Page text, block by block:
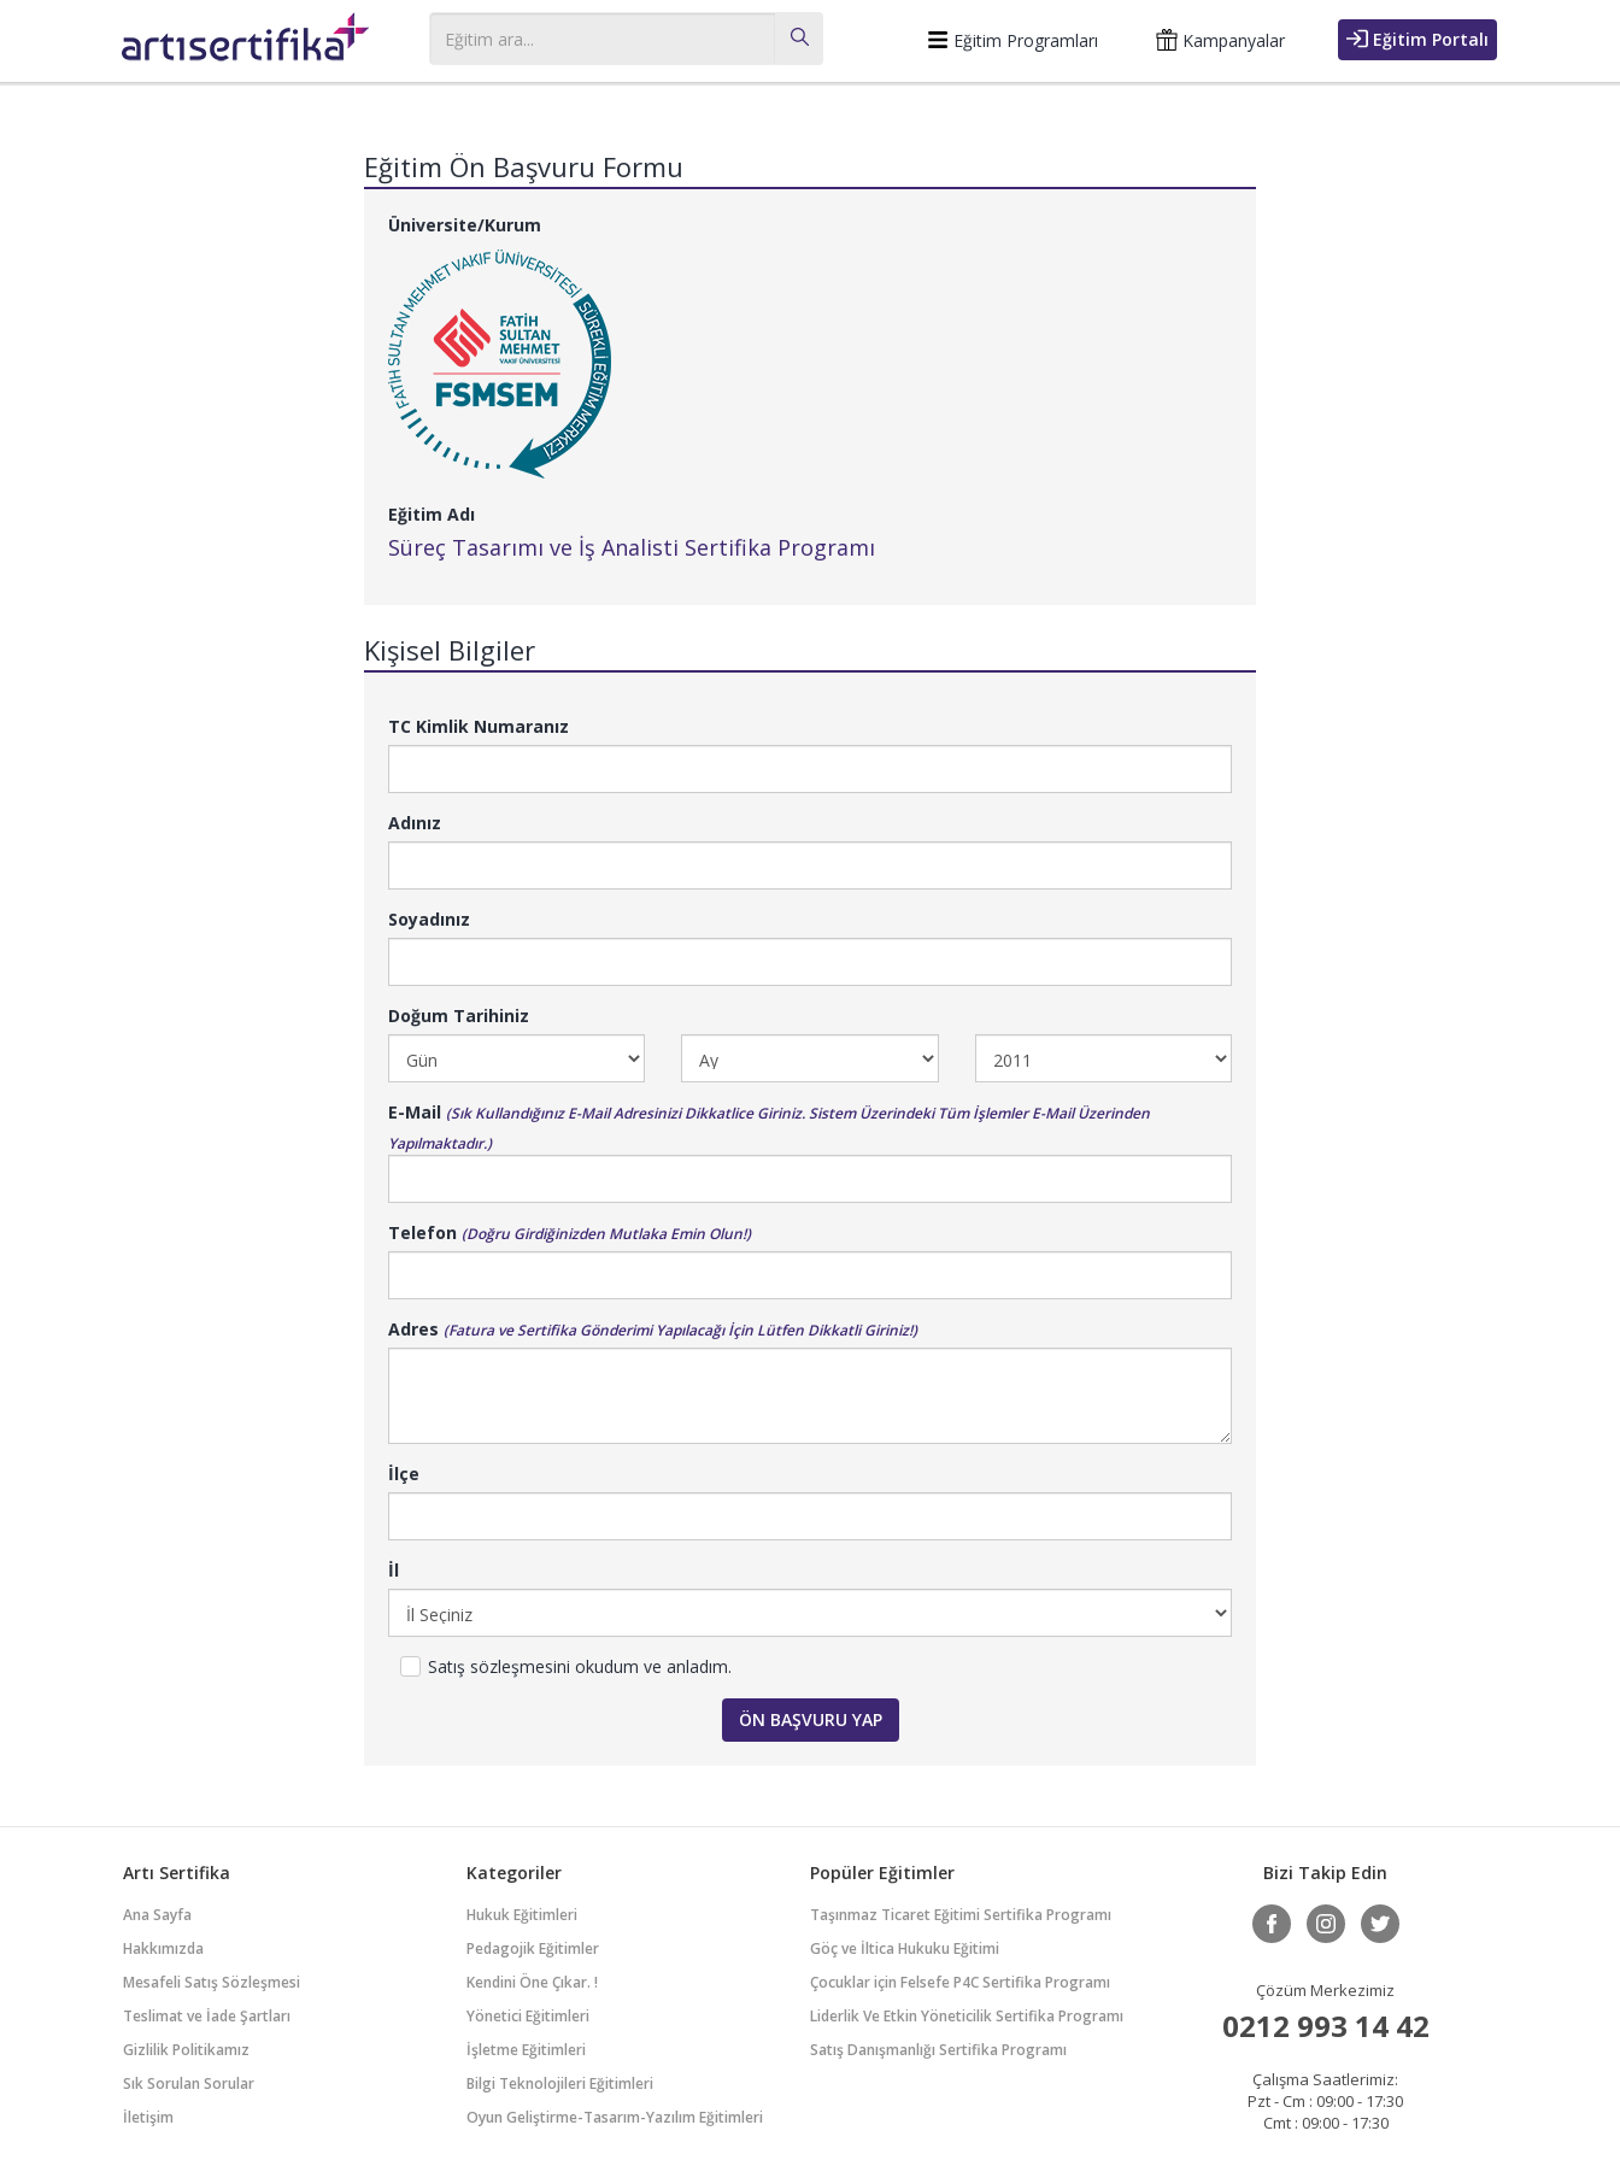
Eğitim Programları Kampanyalar Eğitim Portalı
Eğitim Ön Başvuru Formu
Üniversite/Kurum
Eğitim Adı
Süreç Tasarımı ve İş Analisti Sertifika Programı
Kişisel Bilgiler
TC Kimlik Numaranız
Adınız
Soyadınız
Doğum Tarihiniz
E-Mail (Sık Kullandığınız E-Mail Adresinizi Dikkatlice Giriniz. Sistem Üzerindeki Tüm İşlemler E-Mail Üzerinden
Yapılmaktadır.)
Telefon (Doğru Girdiğinizden Mutlaka Emin Olun!)
Adres (Fatura ve Sertifika Gönderimi Yapılacağı İçin Lütfen Dikkatli Giriniz!)
İlçe
İl
Satış sözleşmesini okudum ve anladım.
Artı Sertifika
Ana Sayfa
Hakkımızda
Mesafeli Satış Sözleşmesi
Teslimat ve İade Şartları
Gizlilik Politikamız
Sık Sorulan Sorular
İletişim
Kategoriler
Hukuk Eğitimleri
Pedagojik Eğitimler
Kendini Öne Çıkar. !
Yönetici Eğitimleri
İşletme Eğitimleri
Bilgi Teknolojileri Eğitimleri
Oyun Geliştirme-Tasarım-Yazılım Eğitimleri
Popüler Eğitimler
Taşınmaz Ticaret Eğitimi Sertifika Programı
Göç ve İltica Hukuku Eğitimi
Çocuklar için Felsefe P4C Sertifika Programı
Liderlik Ve Etkin Yöneticilik Sertifika Programı
Satış Danışmanlığı Sertifika Programı
Bizi Takip Edin
Çözüm Merkezimiz
0212 993 14 42
Çalışma Saatlerimiz:
Pzt - Cm : 09:00 - 17:30
Cmt : 09:00 - 17:30